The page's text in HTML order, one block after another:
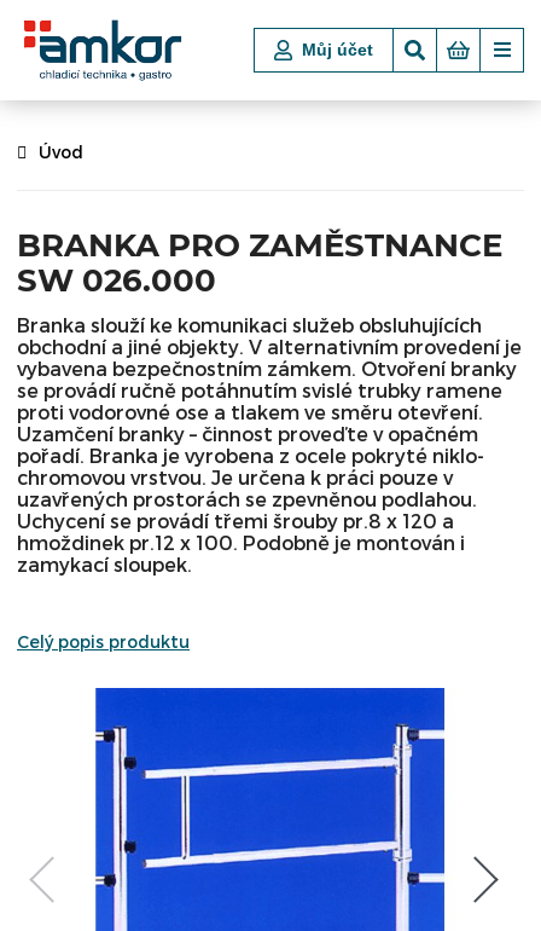
Můj účet
Úvod
BRANKA PRO ZAMĚSTNANCE
SW 026.000
Branka slouží ke komunikaci služeb obsluhujících
obchodní a jiné objekty. V alternativním provedení je
vybavena bezpečnostním zámkem. Otvoření branky
se provádí ručně potáhnutím svislé trubky ramene
proti vodorovné ose a tlakem ve směru otevření.
Uzamčení branky – činnost proveďte v opačném
pořadí. Branka je vyrobena z ocele pokryté niklo-
chromovou vrstvou. Je určena k práci pouze v
uzavřených prostorách se zpevněnou podlahou.
Uchycení se provádí třemi šrouby pr.8 x 120 a
hmoždinek pr.12 x 100. Podobně je montován i
zamykací sloupek.
Celý popis produktu